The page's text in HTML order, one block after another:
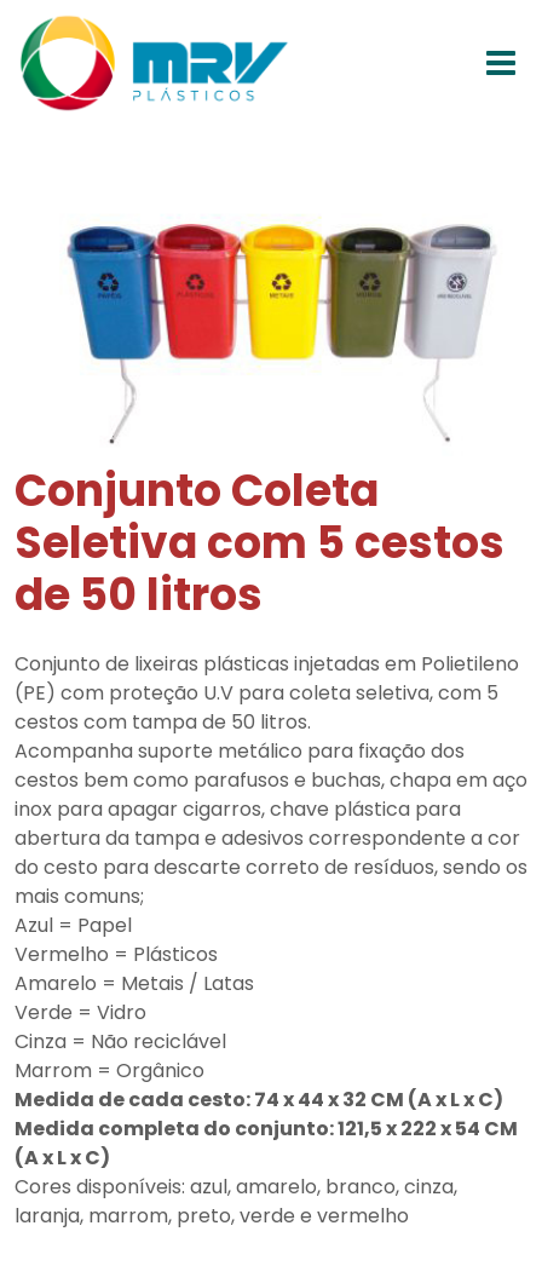
Conjunto Coleta
Seletiva com 5 cestos
de 50 litros
Conjunto de lixeiras plásticas injetadas em Polietileno
(PE) com proteção U.V para coleta seletiva, com 5
cestos com tampa de 50 litros.
Acompanha suporte metálico para fixação dos
cestos bem como parafusos e buchas, chapa em aço
inox para apagar cigarros, chave plástica para
abertura da tampa e adesivos correspondente a cor
do cesto para descarte correto de resíduos, sendo os
mais comuns;
Azul = Papel
Vermelho = Plásticos
Amarelo = Metais / Latas
Verde = Vidro
Cinza = Não reciclável
Marrom = Orgânico
Medida de cada cesto: 74 x 44 x 32 CM (A x L x C)
Medida completa do conjunto: 121,5 x 222 x 54 CM
(A x L x C)
Cores disponíveis: azul, amarelo, branco, cinza,
laranja, marrom, preto, verde e vermelho